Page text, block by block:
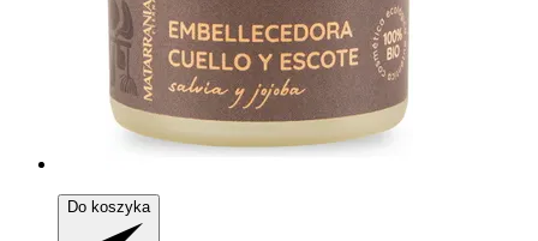
Do koszyka